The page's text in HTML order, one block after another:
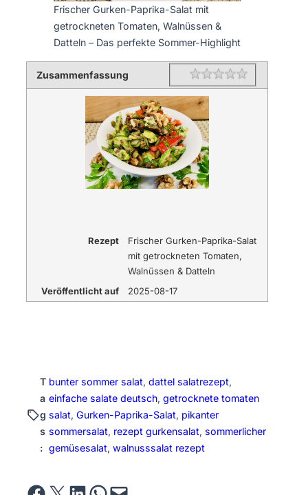
Frischer Gurken-Paprika-Salat mit
getrockneten Tomaten, Walnüssen &
Datteln – Das perfekte Sommer-Highlight
Zusammenfassung Rating 1 star
2 stars
3 stars
4 stars
5 stars
Rezept
Frischer Gurken-Paprika-Salat
mit getrockneten Tomaten,
Walnüssen & Datteln
Veröffentlicht auf
2025-08-17
T
a
g
s
:
bunter sommer salat, dattel salatrezept
einfache salate deutsch, getrocknete tomaten
salat, Gurken-Paprika-Salat, pikanter
sommersalat, rezept gurkensalat, sommerlicher
gemüsesalat, walnusssalat rezept